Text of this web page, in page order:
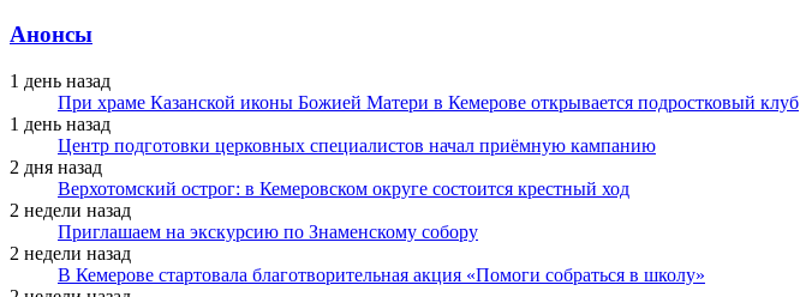
Анонсы
1 день назад
При храме Казанской иконы Божией Матери в Кемерове открывается подростковый клуб
1 день назад
Центр подготовки церковных специалистов начал приёмную кампанию
2 дня назад
Верхотомский острог: в Кемеровском округе состоится крестный ход
2 недели назад
Приглашаем на экскурсию по Знаменскому собору
2 недели назад
В Кемерове стартовала благотворительная акция «Помоги собраться в школу»